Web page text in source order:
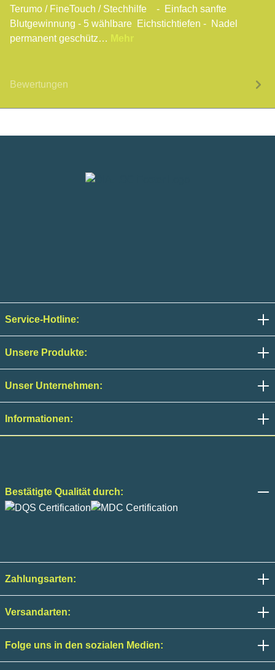
Terumo / FineTouch / Stechhilfe - Einfach sanfte
Blutgewinnung - 5 wählbare Eichstichtiefen - Nadel
permanent geschütz… Mehr
Bewertungen
Service-Hotline:
Unsere Produkte:
Unser Unternehmen:
Informationen:
Bestätigte Qualität durch:
Zahlungsarten:
Versandarten:
Folge uns in den sozialen Medien: